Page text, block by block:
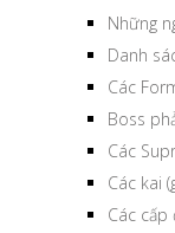
Những
Danh
Các
Boss
Các
Các kai
Các cấp